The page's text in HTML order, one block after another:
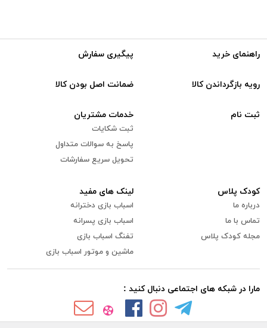
راهنمای خرید پیگیری سفارش
رویه بازگرداندن کالا ضمانت اصل بودن کالا
ثبت نام خدمات مشتریان
ثبت شکایات
پاسخ به سوالات متداول
تحویل سریع سفارشات
کودک پلاس
درباره ما
تماس با ما
مجله کودک پلاس
لینک های مفید
اسباب بازی دخترانه
اسباب بازی پسرانه
تفنگ اسباب بازی
ماشین و موتور اسباب بازی
مارا در شبکه های اجتماعی دنبال کنید :